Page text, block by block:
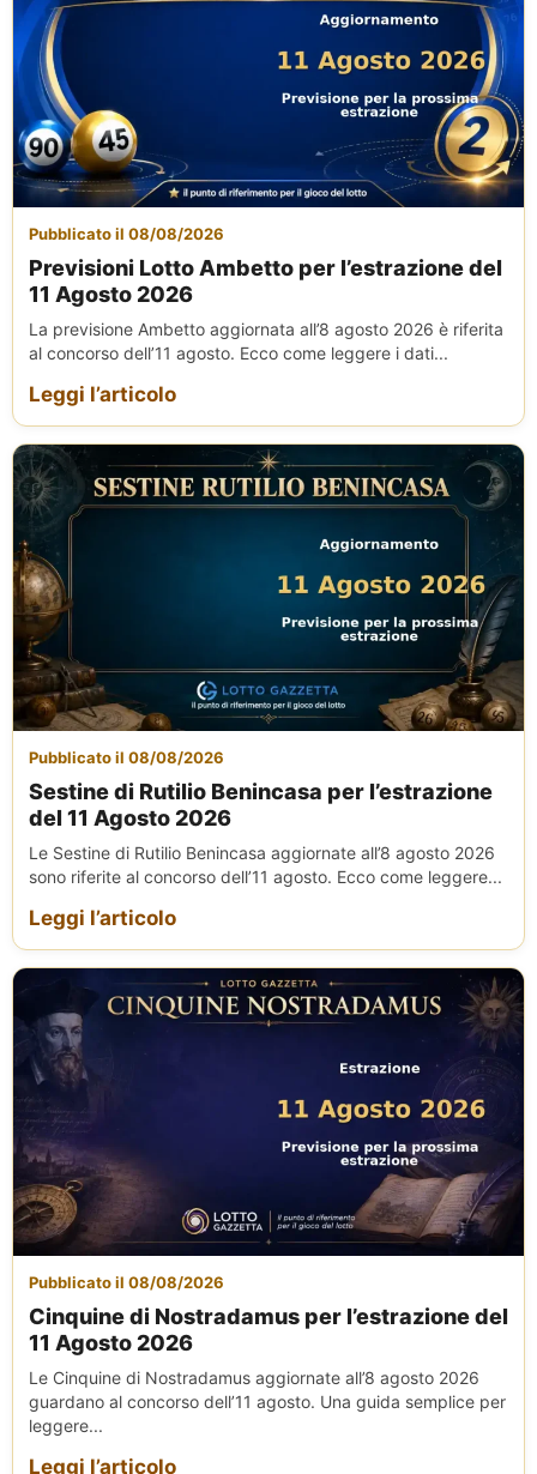
Pubblicato il 08/08/2026
Previsioni Lotto Ambetto per l’estrazione del
11 Agosto 2026
La previsione Ambetto aggiornata all’8 agosto 2026 è riferita
al concorso dell’11 agosto. Ecco come leggere i dati...
Leggi l’articolo
Pubblicato il 08/08/2026
Sestine di Rutilio Benincasa per l’estrazione
del 11 Agosto 2026
Le Sestine di Rutilio Benincasa aggiornate all’8 agosto 2026
sono riferite al concorso dell’11 agosto. Ecco come leggere...
Leggi l’articolo
Pubblicato il 08/08/2026
Cinquine di Nostradamus per l’estrazione del
11 Agosto 2026
Le Cinquine di Nostradamus aggiornate all’8 agosto 2026
guardano al concorso dell’11 agosto. Una guida semplice per
leggere...
Leggi l’articolo